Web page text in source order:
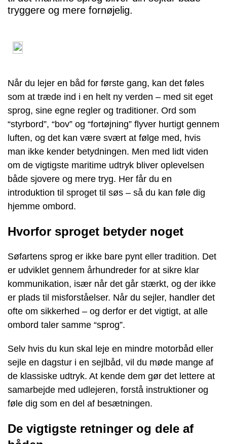
tryggere og mere fornøjelig.
Når du lejer en båd for første gang, kan det føles
som at træde ind i en helt ny verden – med sit eget
sprog, sine egne regler og traditioner. Ord som
“styrbord”, “bov” og “fortøjning” flyver hurtigt gennem
luften, og det kan være svært at følge med, hvis
man ikke kender betydningen. Men med lidt viden
om de vigtigste maritime udtryk bliver oplevelsen
både sjovere og mere tryg. Her får du en
introduktion til sproget til søs – så du kan føle dig
hjemme ombord.
Hvorfor sproget betyder noget
Søfartens sprog er ikke bare pynt eller tradition. Det
er udviklet gennem århundreder for at sikre klar
kommunikation, især når det går stærkt, og der ikke
er plads til misforståelser. Når du sejler, handler det
ofte om sikkerhed – og derfor er det vigtigt, at alle
ombord taler samme “sprog”.
Selv hvis du kun skal leje en mindre motorbåd eller
sejle en dagstur i en sejlbåd, vil du møde mange af
de klassiske udtryk. At kende dem gør det lettere at
samarbejde med udlejeren, forstå instruktioner og
føle dig som en del af besætningen.
De vigtigste retninger og dele af